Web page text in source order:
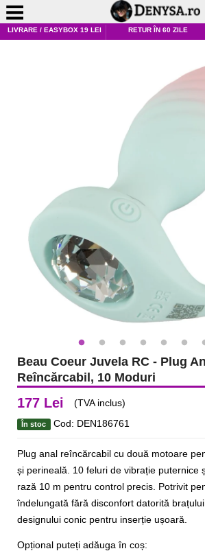
LIVRARE / EASYBOX 19 LEI RETUR ÎN 60 ZILE
Beau Coeur Juvela RC - Plug
Reîncărcabil, 10 Moduri
177 Lei (TVA inclus)
În stoc Cod: DEN186761
Plug anal reîncărcabil cu două motoare
și perineală. 10 feluri de vibrație puternice
rază 10 m pentru control precis. Potrivit
îndelungată fără disconfort datorită
designului conic pentru inserție ușoară.
Opțional puteți adăuga în coș: